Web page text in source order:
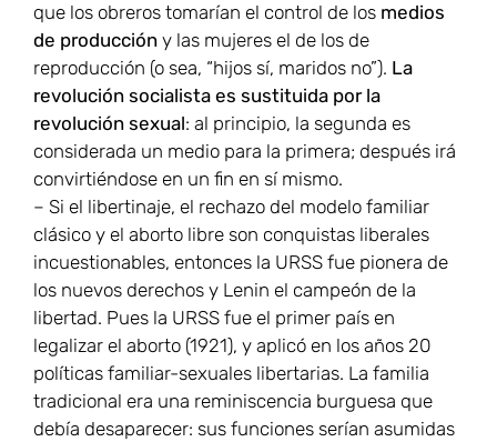
que los obreros tomarían el control de los medios
de producción y las mujeres el de los de
reproducción (o sea, “hijos sí, maridos no”). La
revolución socialista es sustituida por la
revolución sexual: al principio, la segunda es
considerada un medio para la primera; después irá
convirtiéndose en un fin en sí mismo.
– Si el libertinaje, el rechazo del modelo familiar
clásico y el aborto libre son conquistas liberales
incuestionables, entonces la URSS fue pionera de
los nuevos derechos y Lenin el campeón de la
libertad. Pues la URSS fue el primer país en
legalizar el aborto (1921), y aplicó en los años 20
políticas familiar-sexuales libertarias. La familia
tradicional era una reminiscencia burguesa que
debía desaparecer: sus funciones serían asumidas